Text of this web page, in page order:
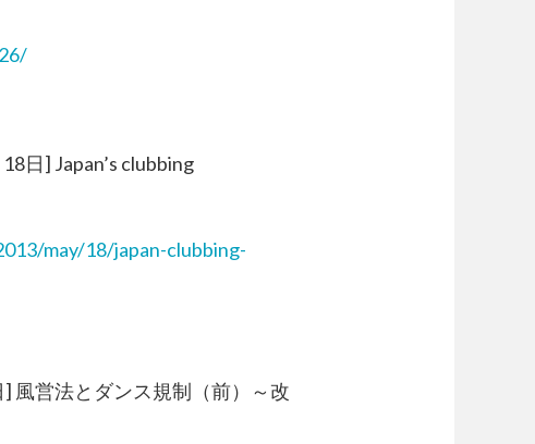
] Japan’s clubbing
may/18/japan-clubbing-
営法とダンス規制（前）～改